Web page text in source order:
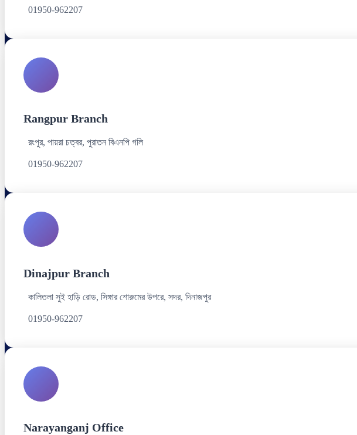
01950-962207
Rangpur Branch
রংপুর, পায়রা চত্বর, পুরাতন বিএনপি গলি
01950-962207
Dinajpur Branch
কালিতলা সুই হাড়ি রোড, সিঙ্গার শোরুমের উপরে, সদর, দিনাজপুর
01950-962207
Narayanganj Office